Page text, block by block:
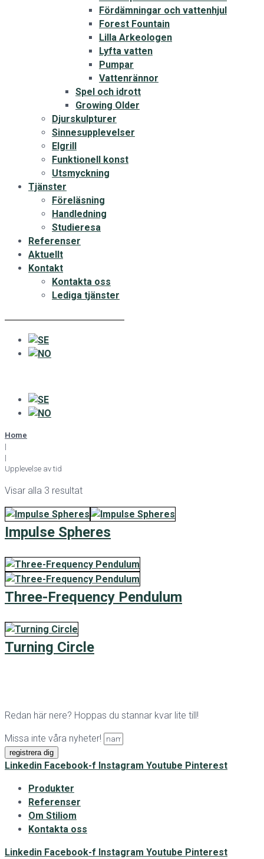
Fördämningar och vattenhjul
Forest Fountain
Lilla Arkeologen
Lyfta vatten
Pumpar
Vattenrännor
Spel och idrott
Growing Older
Djurskulpturer
Sinnesupplevelser
Elgrill
Funktionell konst
Utsmyckning
Tjänster
Föreläsning
Handledning
Studieresa
Referenser
Aktuellt
Kontakt
Kontakta oss
Lediga tjänster
Home
|
|
Upplevelse av tid
Visar alla 3 resultat
Impulse Spheres
Three-Frequency Pendulum
Turning Circle
Redan här nere? Hoppas du stannar kvar lite till!
Missa inte våra nyheter!
registrera dig
Linkedin Facebook-f Instagram Youtube Pinterest
Produkter
Referenser
Om Stiliom
Kontakta oss
Linkedin Facebook-f Instagram Youtube Pinterest